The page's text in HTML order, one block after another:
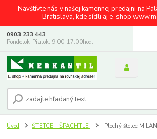
Navštívte nás v našej kamennej predajni na
Bratislava, kde sídli aj e-shop
0903 233 443
Pondelok-Piatok: 9.00-17.00hod.
Úvod ŠTETCE - ŠPACHTLE Plochý štetec